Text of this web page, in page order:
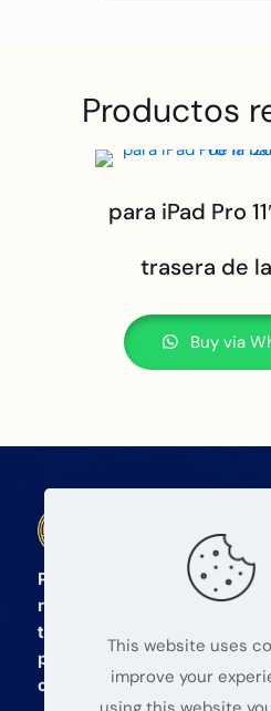
Productos
para iPad Pro
trasera de
Buy via
BETA Electronic Co
Proveedor mayorista
repuestos para teléfonos
tabletas desde 2008.
productos de alta calidad y
confiable para mayoristas
This website uses
improve your